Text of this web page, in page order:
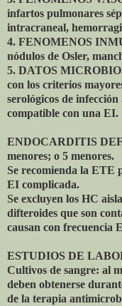
infartos pulmonares
intracraneal,
4. FENOMENOS
nódulos de Osler,
5. DATOS
con los criterios
serológicos de
compatible con una EI.
ENDOCARDITIS
menores; o 5 menores.
Se recomienda la ETE
EI complicada.
Se excluyen los HC
difteroides que son
causan con frecuencia
ESTUDIOS DE
Cultivos de sangre: al
deben obtenerse
de la terapia